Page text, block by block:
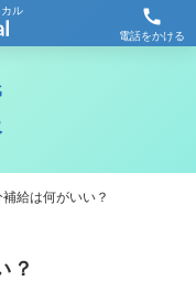
ル call
電話をかける
給は何がいい？
？